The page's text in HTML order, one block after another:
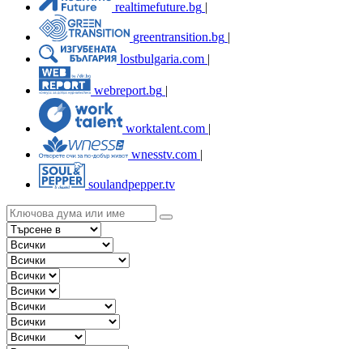
realtimefuture.bg |
greentransition.bg |
lostbulgaria.com |
webreport.bg
worktalent.com |
wnesstv.com |
soulandpepper.tv